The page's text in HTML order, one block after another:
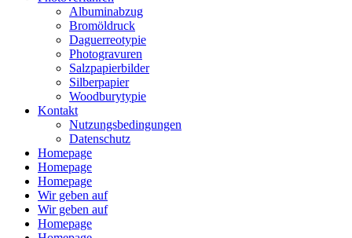
Albuminabzug
Bromöldruck
Daguerreotypie
Photogravuren
Salzpapierbilder
Silberpapier
Woodburytypie
Kontakt
Nutzungsbedingungen
Datenschutz
Homepage
Homepage
Homepage
Wir geben auf
Wir geben auf
Homepage